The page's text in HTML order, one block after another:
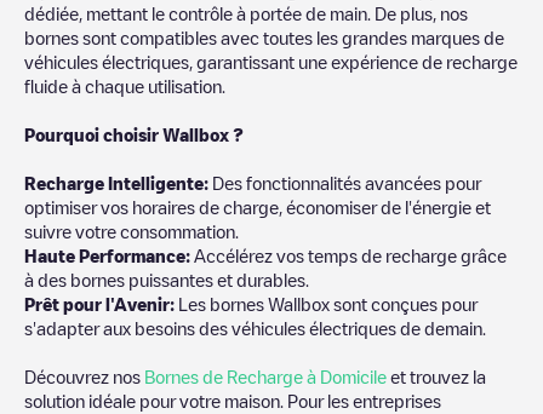
dédiée, mettant le contrôle à portée de main. De plus, nos
bornes sont compatibles avec toutes les grandes marques de
véhicules électriques, garantissant une expérience de recharge
fluide à chaque utilisation.
Pourquoi choisir Wallbox ?
Recharge Intelligente: Des fonctionnalités avancées pour
optimiser vos horaires de charge, économiser de l'énergie et
suivre votre consommation.
Haute Performance: Accélérez vos temps de recharge grâce
à des bornes puissantes et durables.
Prêt pour l'Avenir: Les bornes Wallbox sont conçues pour
s'adapter aux besoins des véhicules électriques de demain.
Découvrez nos Bornes de Recharge à Domicile et trouvez la
solution idéale pour votre maison. Pour les entreprises